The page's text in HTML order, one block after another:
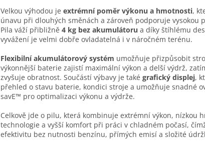
Velkou výhodou je extrémní poměr výkonu a hmotnosti,
únavu při dlouhých směnách a zároveň podporuje vysokou
Pila váží přibližně 4 kg bez akumulátoru a díky štíhlému
vyvážení je velmi dobře ovladatelná i v náročném terénu.
Flexibilní akumulátorový systém umožňuje přizpůsobit
výkonnější baterie zajistí maximální výkon a delší výdrž,
zvyšuje obratnost. Součástí výbavy je také grafický displej,
přehled o stavu baterie, kondici stroje a umožňuje snadné
savE™ pro optimalizaci výkonu a výdrže.
Celkově jde o pilu, která kombinuje extrémní výkon, nízkou
technologie a vyšší komfort při práci v chladném počasí,
efektivitu bez nutnosti benzínu, přímých emisí a složité